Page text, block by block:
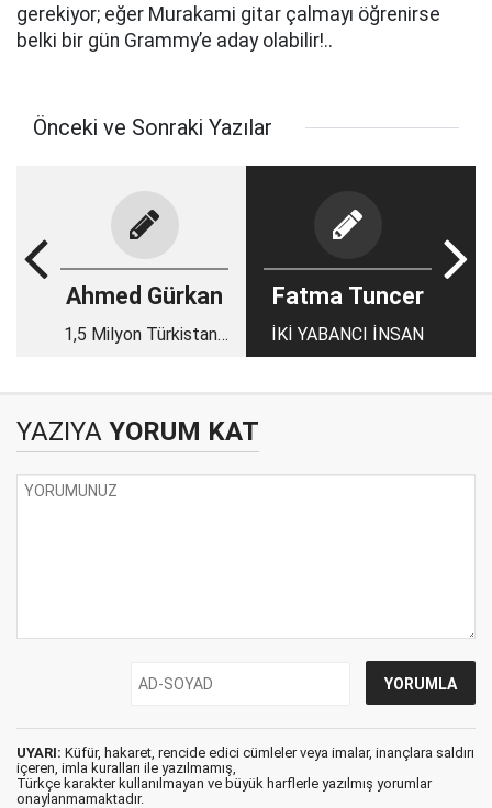
gerekiyor; eğer Murakami gitar çalmayı öğrenirse
belki bir gün Grammy’e aday olabilir!..
Önceki ve Sonraki Yazılar
Ahmed Gürkan
1,5 Milyon Türkistanlı
Fatma Tuncer
İKİ YABANCI İNSAN
YAZIYA YORUM KAT
UYARI: Küfür, hakaret, rencide edici cümleler veya imalar, inançlara saldırı
içeren, imla kuralları ile yazılmamış,
Türkçe karakter kullanılmayan ve büyük harflerle yazılmış yorumlar
onaylanmamaktadır.